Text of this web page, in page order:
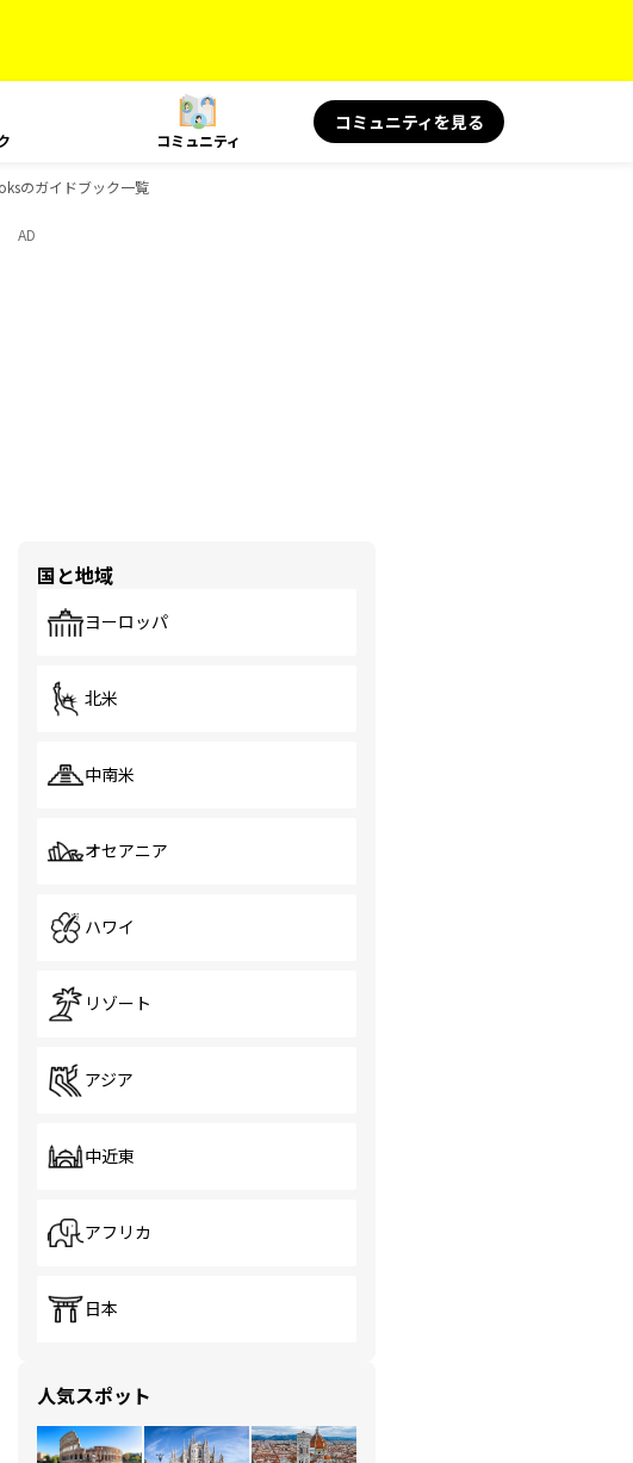
コミュニティ
コミュニティを見る
のガイドブック一覧
AD
国と地域
ヨーロッパ
北米
中南米
オセアニア
ハワイ
リゾート
アジア
中近東
アフリカ
日本
人気スポット